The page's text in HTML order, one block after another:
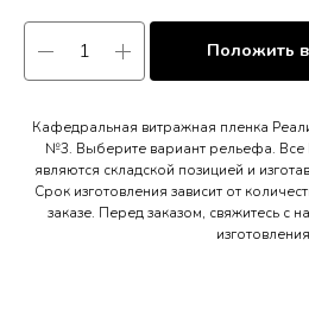
Положить
Кафедральная витражная пленка
№3. Выберите вариант рельефа.
являются складской позицией и
Срок изготовления зависит от
заказе. Перед заказом, свяжитесь с